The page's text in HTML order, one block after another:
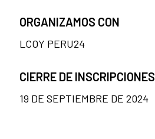
ORGANIZAMOS CON
LCOY PERU24
CIERRE DE INSCRIPCIONES
19 DE SEPTIEMBRE DE 2024